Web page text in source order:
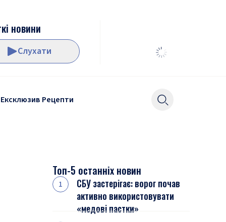
новини
Слухати
Ексклюзив Рецепти
Топ-5 останніх новин
СБУ застерігає: ворог почав
активно використовувати
«медові пастки»